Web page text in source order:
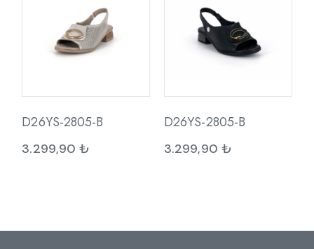
D26YS-2805-B
3.299,90₺
D26YS-2805-B
3.299,90 ₺